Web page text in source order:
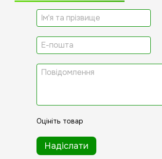
Оцініть товар
Надіслати